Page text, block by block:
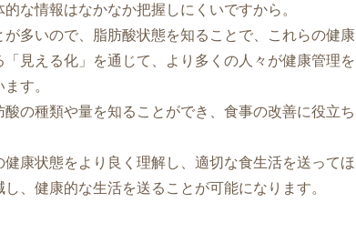
な情報はなかなか把握しにくいですから。
多いので、脂肪酸状態を知ることで、これらの健康
見える化」を通じて、より多くの人々が健康管理を
す。
の種類や量を知ることができ、食事の改善に役立ち
康状態をより良く理解し、適切な食生活を送ってほ
、健康的な生活を送ることが可能になります。